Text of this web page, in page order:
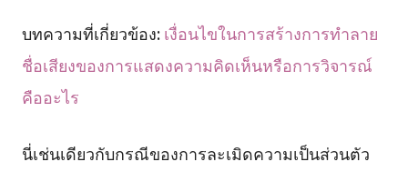
บทความที่เกี่ยวข้อง:เงื่อนไขในการสร้างการทำลาย
ชื่อเสียงของการแสดงความคิดเห็นหรือการวิจารณ์
คืออะไร
นี่เช่นเดียวกับกรณีของการละเมิดความเป็นส่วนตัว